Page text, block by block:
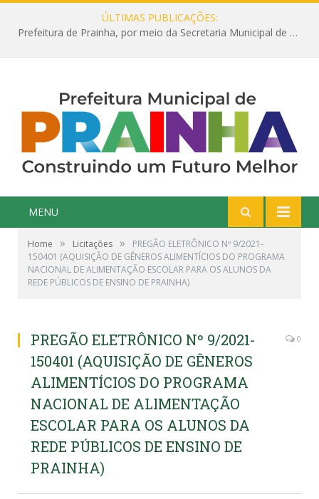
ÚLTIMAS PUBLICAÇÕES:
Prefeitura de Prainha, por meio da Secretaria Municipal de Educação, abre 354 vagas na área da Educação para 2025 com processo seletivo simplificado
MENU
Home » Licitações »
PREGÃO ELETRÔNICO Nº 9/2021-
150401 (AQUISIÇÃO DE GÊNEROS ALIMENTÍCIOS DO PROGRAMA
NACIONAL DE ALIMENTAÇÃO ESCOLAR PARA OS ALUNOS DA
REDE PÚBLICOS DE ENSINO DE PRAINHA)
PREGÃO ELETRÔNICO Nº 9/2021-
150401 (AQUISIÇÃO DE GÊNEROS
ALIMENTÍCIOS DO PROGRAMA
NACIONAL DE ALIMENTAÇÃO
ESCOLAR PARA OS ALUNOS DA
REDE PÚBLICOS DE ENSINO DE
PRAINHA)
0